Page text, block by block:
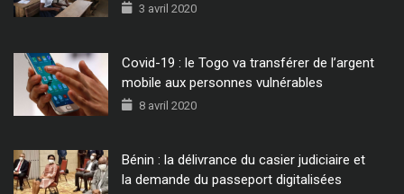
3 avril 2020
Covid-19 : le Togo va transférer de l’argent
mobile aux personnes vulnérables
8 avril 2020
Bénin : la délivrance du casier judiciaire et
la demande du passeport digitalisées